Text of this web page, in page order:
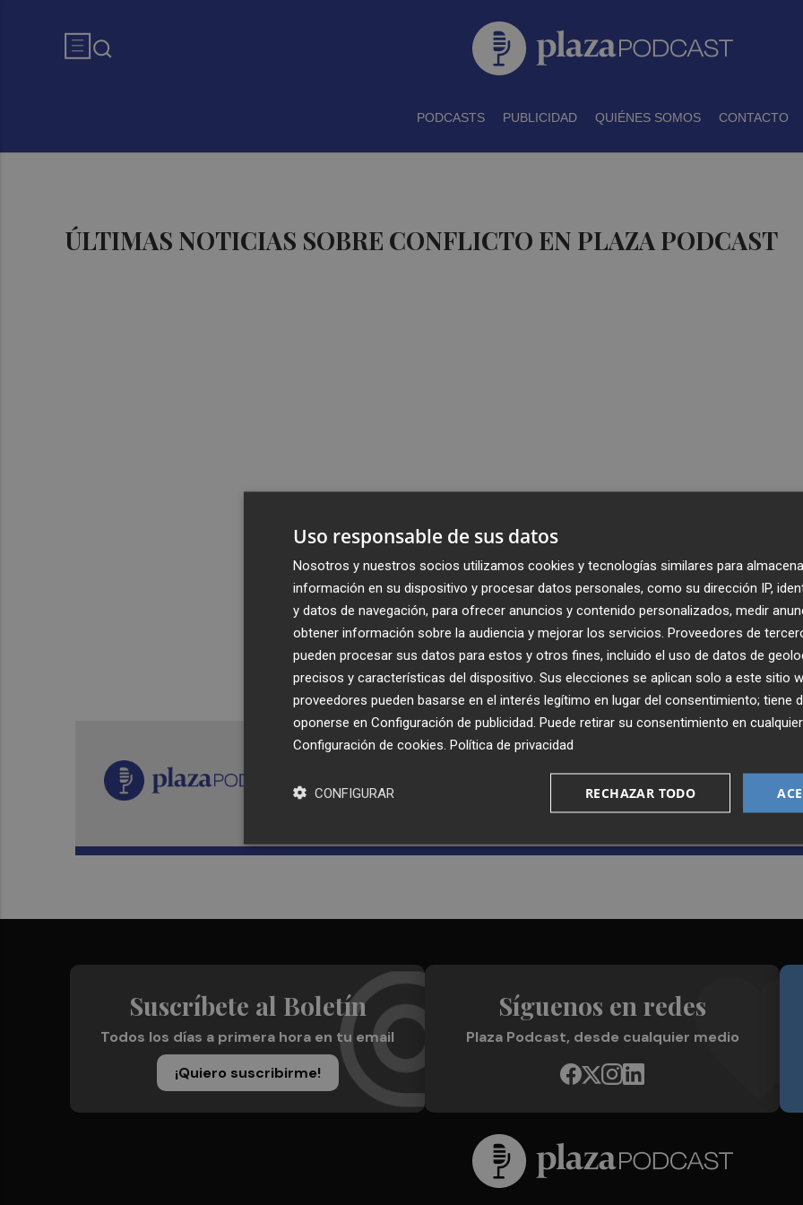
PODCASTS PUBLICIDAD QUIÉNES SOMOS CONTACTO
ÚLTIMAS NOTICIAS SOBRE CONFLICTO EN PLAZA PODCAST
Recibe toda la actualidad de
Plaza Podcast en tu correo
Suscríbete al Boletín
Todos los días a primera hora en tu email
¡Quiero suscribirme!
Síguenos en redes
Plaza Podcast, desde cualquier medio
Uso responsable de sus datos
Nosotros y nuestros socios utilizamos cookies y tecnologías similares para
información en su dispositivo y procesar datos personales, como su dirección IP,
y datos de navegación, para ofrecer anuncios y contenido personalizados, medir
obtener información sobre la audiencia y mejorar los servicios. Proveedores de
pueden procesar sus datos para estos y otros fines, incluido el uso de datos de
precisos y características del dispositivo. Sus elecciones se aplican solo a este sitio
proveedores pueden basarse en el interés legítimo en lugar del consentimiento; tiene
oponerse en Configuración de publicidad . Puede retirar su consentimiento en
Configuración de cookies Política de privacidad
RECHAZAR TODO
CONFIGURAR